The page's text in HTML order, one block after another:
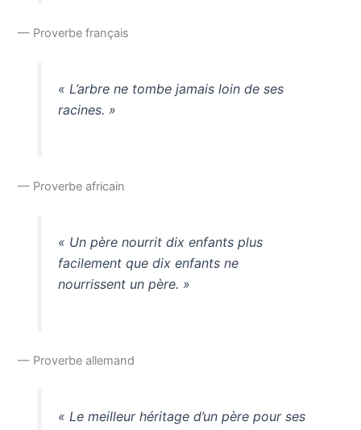
— Proverbe français
« L’arbre ne tombe jamais loin de ses
racines. »
— Proverbe africain
« Un père nourrit dix enfants plus
facilement que dix enfants ne
nourrissent un père. »
— Proverbe allemand
« Le meilleur héritage d’un père pour ses